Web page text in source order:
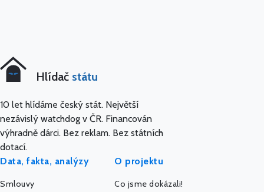
Hlídač státu
10 let hlídáme český stát. Největší
nezávislý watchdog v ČR. Financován
výhradně dárci. Bez reklam. Bez státních
dotací.
Data, fakta, analýzy
Smlouvy
O projektu
Co jsme dokázali!